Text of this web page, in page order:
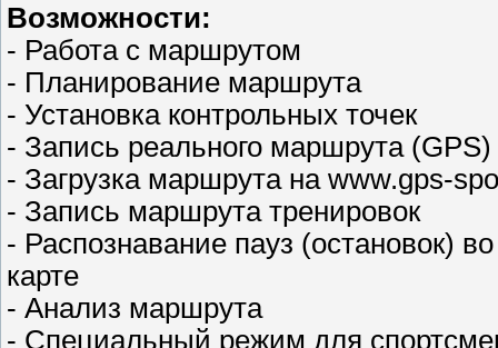
Возможности:
- Работа с маршрутом
- Планирование маршрута
- Установка контрольных точек
- Запись реального маршрута (GPS)
- Загрузка маршрута на www.gps-
- Запись маршрута тренировок
- Распознавание пауз (остановок)
карте
- Анализ маршрута
- Специальный режим для